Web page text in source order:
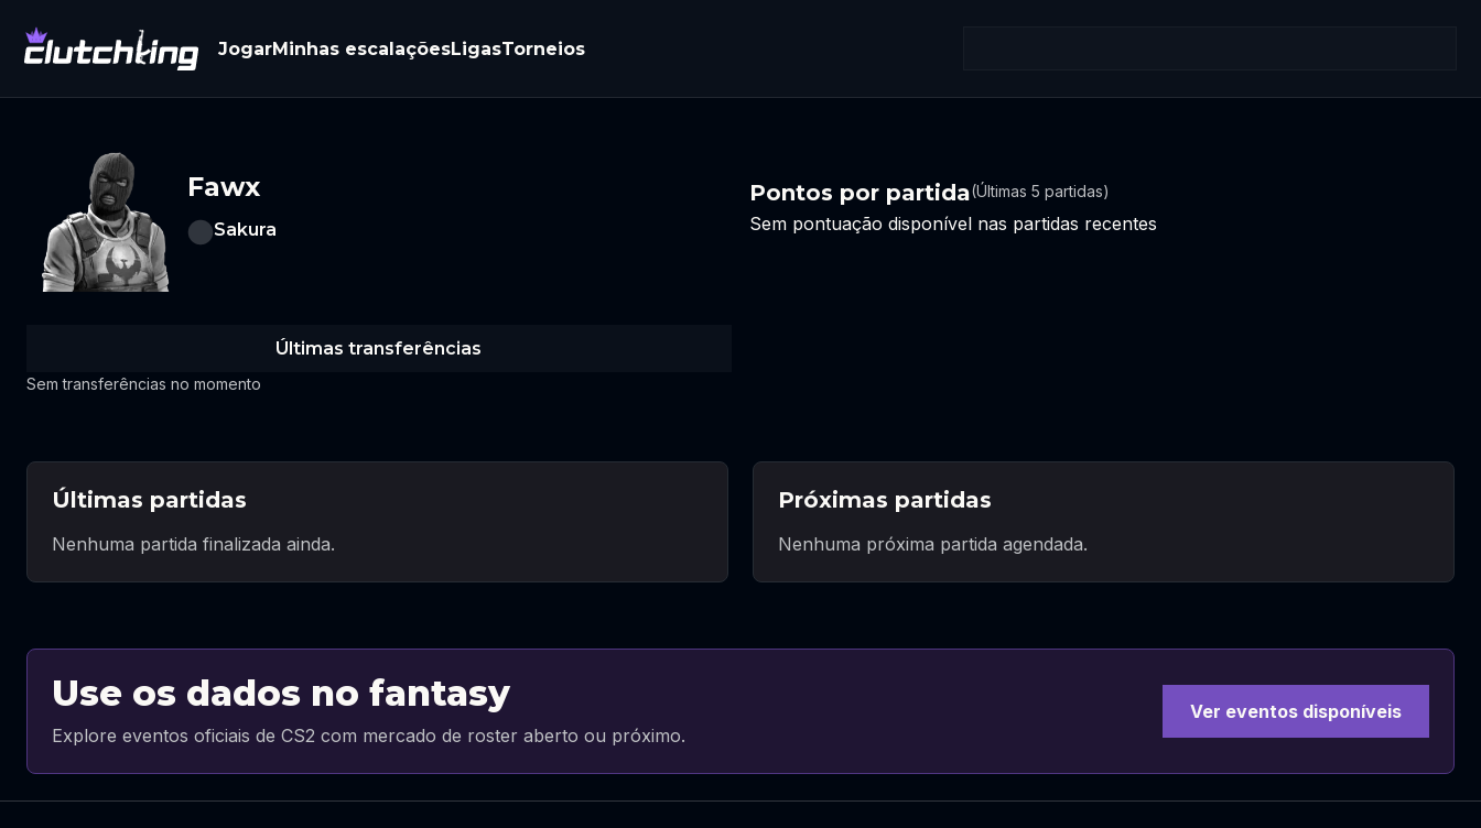
JogarMinhas escalaçõesLigasTorneios
Fawx
Sakura
Pontos por partida(Últimas 5 partidas)
Sem pontuação disponível nas partidas recentes
Últimas transferências
Sem transferências no momento
Últimas partidas
Nenhuma partida finalizada ainda.
Próximas partidas
Nenhuma próxima partida agendada.
Use os dados no fantasy
Explore eventos oficiais de CS2 com mercado de roster aberto ou próximo.
Ver eventos disponíveis